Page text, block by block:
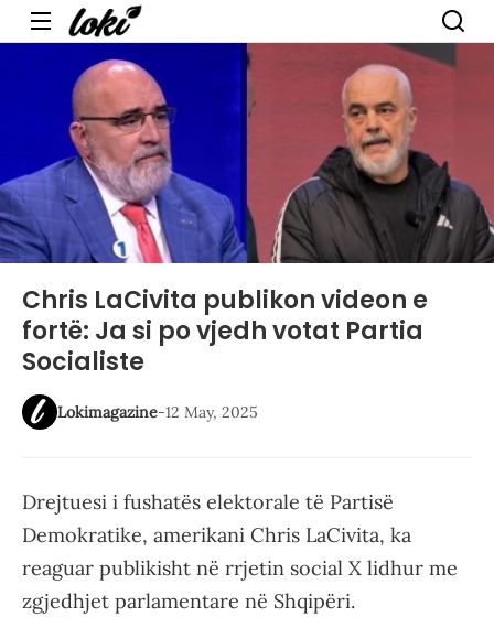
Menu
Chris LaCivita publikon videon e
fortë: Ja si po vjedh votat Partia
Socialiste
Lokimagazine-12 May, 2025
Drejtuesi i fushatës elektorale të Partisë
Demokratike, amerikani Chris LaCivita, ka
reaguar publikisht në rrjetin social X lidhur me
zgjedhjet parlamentare në Shqipëri.